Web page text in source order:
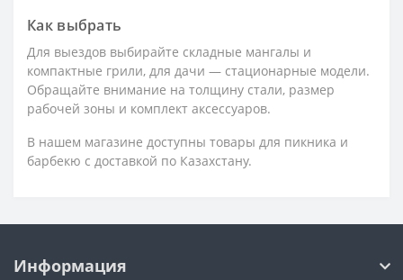
Как выбрать
Для выездов выбирайте складные мангалы и
компактные грили, для дачи — стационарные модели.
Обращайте внимание на толщину стали, размер
рабочей зоны и комплект аксессуаров.
В нашем магазине доступны товары для пикника и
барбекю с доставкой по Казахстану.
Информация